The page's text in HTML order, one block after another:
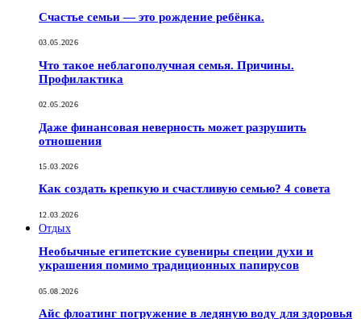
Счастье семьи — это рождение ребёнка.
03.05.2026
Что такое неблагополучная семья. Причины.
Профилактика
02.05.2026
Даже финансовая неверность может разрушить
отношения
15.03.2026
Как создать крепкую и счастливую семью? 4 совета
12.03.2026
Отдых
Необычные египетские сувениры специи духи и
украшения помимо традиционных папирусов
05.08.2026
Айс флоатинг погружение в ледяную воду для здоровья